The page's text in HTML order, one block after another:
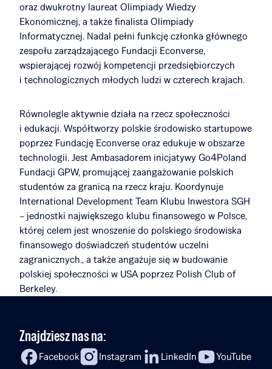
oraz dwukrotny laureat Olimpiady Wiedzy
Ekonomicznej, a także finalista Olimpiady
Informatycznej. Nadal pełni funkcję członka głównego
zespołu zarządzającego Fundacji Econverse,
wspierającej rozwój kompetencji przedsiębiorczych
i technologicznych młodych ludzi w czterech krajach.
Równolegle aktywnie działa na rzecz społeczności
i edukacji. Współtworzy polskie środowisko startupowe
poprzez Fundację Econverse oraz edukuje w obszarze
technologii. Jest Ambasadorem inicjatywy Go4Poland
Fundacji GPW, promującej zaangażowanie polskich
studentów za granicą na rzecz kraju. Koordynuje
International Development Team Klubu Inwestora SGH
– jednostki największego klubu finansowego w Polsce,
której celem jest wnoszenie do polskiego środowiska
finansowego doświadczeń studentów uczelni
zagranicznych., a także angażuje się w budowanie
polskiej społeczności w USA poprzez Polish Club of
Berkeley.
Znajdziesz nas na:
Facebook Instagram LinkedIn YouTube